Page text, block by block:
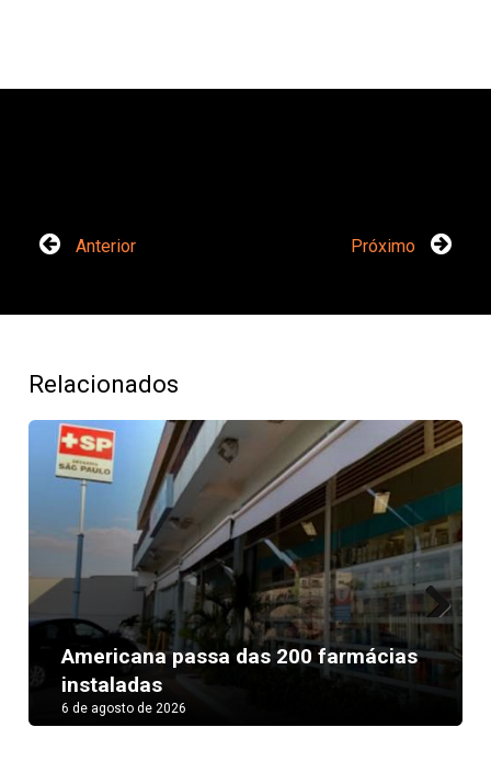
Anterior Próximo
Relacionados
Americana passa das 200 farmácias
instaladas
6 de agosto de 2026
Next